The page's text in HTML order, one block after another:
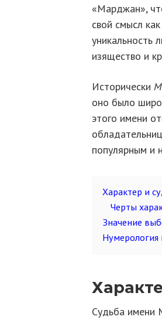
«Марджан»,
свой смысл
уникальность
изящество и
Исторически
оно было
этого имени
популярным и
Характер и
Черты
Значение
Судьба имени